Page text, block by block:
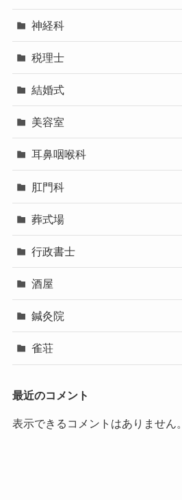
神経科
税理士
結婚式
美容室
耳鼻咽喉科
肛門科
葬式場
行政書士
酒屋
鍼灸院
雀荘
最近のコメント
表示できるコメントはありません。